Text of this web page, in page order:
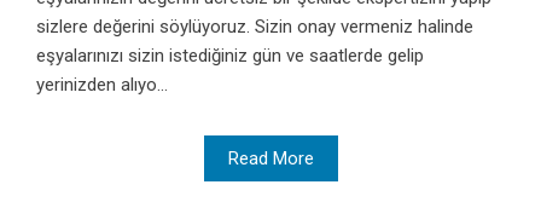
sizlere değerini söylüyoruz. Sizin onay vermeniz halinde
eşyalarınızı sizin istediğiniz gün ve saatlerde gelip
yerinizden alıyo...
Read More